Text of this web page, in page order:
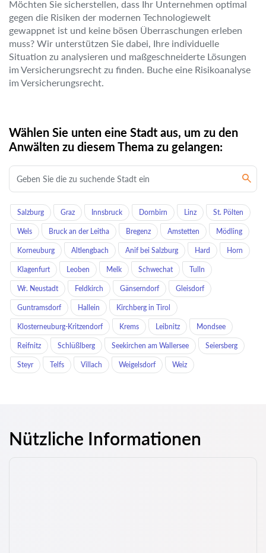
Möchten Sie sicherstellen, dass Ihr Unternehmen optimal
gegen die Risiken der modernen Technologiewelt
gewappnet ist und keine bösen Überraschungen erleben
muss? Wir unterstützen Sie dabei, Ihre individuelle
Situation zu analysieren und maßgeschneiderte Lösungen
im Versicherungsrecht zu finden. Buche eine Risikoanalyse
im Versicherungsrecht.
Wählen Sie unten eine Stadt aus, um zu den
Anwälten zu diesem Thema zu gelangen:
Salzburg Graz Innsbruck Dornbirn Linz St. Pölten
Wels Bruck an der Leitha Bregenz Amstetten Mödling
Korneuburg Altlengbach Anif bei Salzburg Hard Horn
Klagenfurt Leoben Melk Schwechat Tulln
Wr. Neustadt Feldkirch Gänserndorf Gleisdorf
Guntramsdorf Hallein Kirchberg in Tirol
Klosterneuburg-Kritzendorf Krems Leibnitz Mondsee
Reifnitz Schlüßlberg Seekirchen am Wallersee Seiersberg
Steyr Telfs Villach Weigelsdorf Weiz
Nützliche Informationen